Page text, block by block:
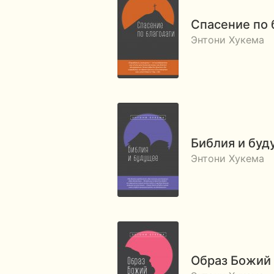
Спасение по
Энтони Хукема
Библия и
Энтони Хукема
Образ Божий